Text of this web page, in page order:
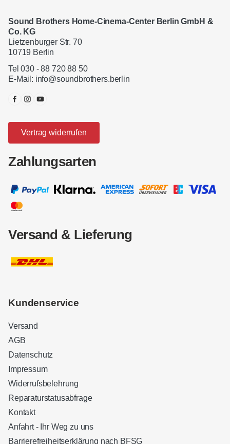
Sound Brothers Home-Cinema-Center Berlin GmbH &
Co. KG
Lietzenburger Str. 70
10719 Berlin
Tel 030 - 88 720 88 50
E-Mail: info@soundbrothers.berlin
Vertrag widerrufen
Zahlungsarten
Versand & Lieferung
Kundenservice
Versand
AGB
Datenschutz
Impressum
Widerrufsbelehrung
Reparaturstatusabfrage
Kontakt
Anfahrt - Ihr Weg zu uns
Barrierefreiheitserklärung nach BFSG